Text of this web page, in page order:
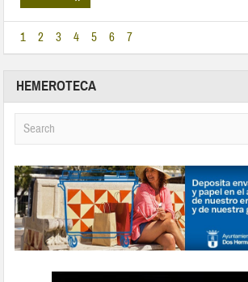
1 2 3 4 5 6 7
HEMEROTECA